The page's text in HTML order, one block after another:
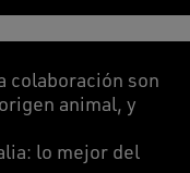
colaboración son
animal, y
lo mejor del